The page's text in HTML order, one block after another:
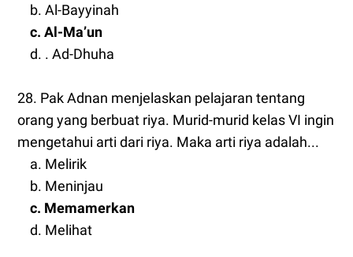
b. Al-Bayyinah
c. Al-Ma’un
d. . Ad-Dhuha
28. Pak Adnan menjelaskan pelajaran tentang
orang yang berbuat riya. Murid-murid kelas VI ingin
mengetahui arti dari riya. Maka arti riya adalah...
a. Melirik
b. Meninjau
c. Memamerkan
d. Melihat